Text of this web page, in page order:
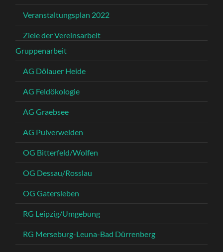
Veranstaltungsplan 2022
Ziele der Vereinsarbeit
Gruppenarbeit
AG Dölauer Heide
AG Feldökologie
AG Graebsee
AG Pulverweiden
OG Bitterfeld/Wolfen
OG Dessau/Rosslau
OG Gatersleben
RG Leipzig/Umgebung
RG Merseburg-Leuna-Bad Dürrenberg